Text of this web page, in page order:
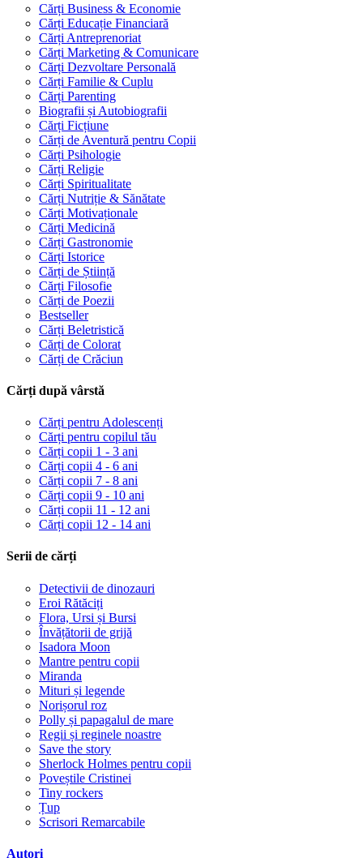
Cărți Business & Economie
Cărți Educație Financiară
Cărți Antreprenoriat
Cărți Marketing & Comunicare
Cărți Dezvoltare Personală
Cărți Familie & Cuplu
Cărți Parenting
Biografii și Autobiografii
Cărți Ficțiune
Cărți de Aventură pentru Copii
Cărți Psihologie
Cărți Religie
Cărți Spiritualitate
Cărți Nutriție & Sănătate
Cărți Motivaționale
Cărți Medicină
Cărți Gastronomie
Cărți Istorice
Cărți de Știință
Cărți Filosofie
Cărți de Poezii
Bestseller
Cărți Beletristică
Cărți de Colorat
Cărți de Crăciun
Cărți după vârstă
Cărți pentru Adolescenți
Cărți pentru copilul tău
Cărți copii 1 - 3 ani
Cărți copii 4 - 6 ani
Cărți copii 7 - 8 ani
Cărți copii 9 - 10 ani
Cărți copii 11 - 12 ani
Cărți copii 12 - 14 ani
Serii de cărți
Detectivii de dinozauri
Eroi Rătăciți
Flora, Ursi și Bursi
Învățătorii de grijă
Isadora Moon
Mantre pentru copii
Miranda
Mituri și legende
Norișorul roz
Polly și papagalul de mare
Regii și reginele noastre
Save the story
Sherlock Holmes pentru copii
Poveștile Cristinei
Tiny rockers
Țup
Scrisori Remarcabile
Autori